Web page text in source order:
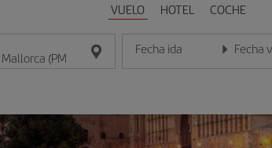
VUELO HOTEL COCHE
Fecha ida
Introduce la fecha en formato
Fecha
Introduce